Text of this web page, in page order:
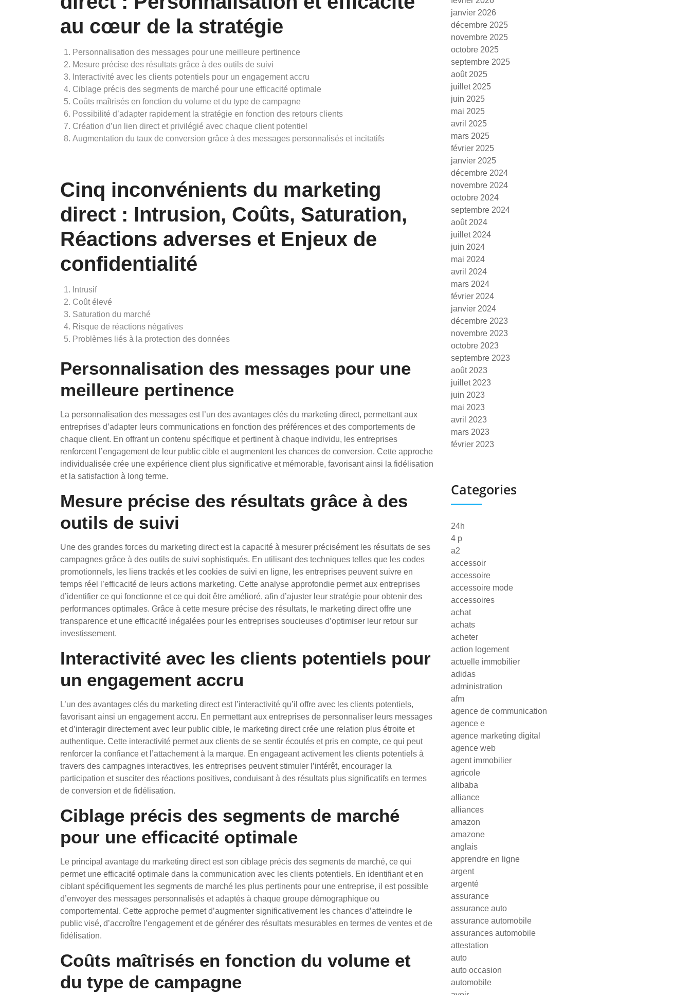
au cœur de la stratégie
Personnalisation des messages pour une meilleure pertinence
Mesure précise des résultats grâce à des outils de suivi
Interactivité avec les clients potentiels pour un engagement accru
Ciblage précis des segments de marché pour une efficacité optimale
Coûts maîtrisés en fonction du volume et du type de campagne
Possibilité d’adapter rapidement la stratégie en fonction des retours clients
Création d’un lien direct et privilégié avec chaque client potentiel
Augmentation du taux de conversion grâce à des messages personnalisés et incitatifs
Cinq inconvénients du marketing
direct : Intrusion, Coûts, Saturation,
Réactions adverses et Enjeux de
confidentialité
Intrusif
Coût élevé
Saturation du marché
Risque de réactions négatives
Problèmes liés à la protection des données
Personnalisation des messages pour une
meilleure pertinence
La personnalisation des messages est l’un des avantages clés du marketing direct, permettant aux
entreprises d’adapter leurs communications en fonction des préférences et des comportements de
chaque client. En offrant un contenu spécifique et pertinent à chaque individu, les entreprises
renforcent l’engagement de leur public cible et augmentent les chances de conversion. Cette approche
individualisée crée une expérience client plus significative et mémorable, favorisant ainsi la fidélisation
et la satisfaction à long terme.
Mesure précise des résultats grâce à des
outils de suivi
Une des grandes forces du marketing direct est la capacité à mesurer précisément les résultats de ses
campagnes grâce à des outils de suivi sophistiqués. En utilisant des techniques telles que les codes
promotionnels, les liens trackés et les cookies de suivi en ligne, les entreprises peuvent suivre en
temps réel l’efficacité de leurs actions marketing. Cette analyse approfondie permet aux entreprises
d’identifier ce qui fonctionne et ce qui doit être amélioré, afin d’ajuster leur stratégie pour obtenir des
performances optimales. Grâce à cette mesure précise des résultats, le marketing direct offre une
transparence et une efficacité inégalées pour les entreprises soucieuses d’optimiser leur retour sur
investissement.
Interactivité avec les clients potentiels pour
un engagement accru
L’un des avantages clés du marketing direct est l’interactivité qu’il offre avec les clients potentiels,
favorisant ainsi un engagement accru. En permettant aux entreprises de personnaliser leurs messages
et d’interagir directement avec leur public cible, le marketing direct crée une relation plus étroite et
authentique. Cette interactivité permet aux clients de se sentir écoutés et pris en compte, ce qui peut
renforcer la confiance et l’attachement à la marque. En engageant activement les clients potentiels à
travers des campagnes interactives, les entreprises peuvent stimuler l’intérêt, encourager la
participation et susciter des réactions positives, conduisant à des résultats plus significatifs en termes
de conversion et de fidélisation.
Ciblage précis des segments de marché
pour une efficacité optimale
Le principal avantage du marketing direct est son ciblage précis des segments de marché, ce qui
permet une efficacité optimale dans la communication avec les clients potentiels. En identifiant et en
ciblant spécifiquement les segments de marché les plus pertinents pour une entreprise, il est possible
d’envoyer des messages personnalisés et adaptés à chaque groupe démographique ou
comportemental. Cette approche permet d’augmenter significativement les chances d’atteindre le
public visé, d’accroître l’engagement et de générer des résultats mesurables en termes de ventes et de
fidélisation.
Coûts maîtrisés en fonction du volume et
du type de campagne
janvier 2026
décembre 2025
novembre 2025
octobre 2025
septembre 2025
août 2025
juillet 2025
juin 2025
mai 2025
avril 2025
mars 2025
février 2025
janvier 2025
décembre 2024
novembre 2024
octobre 2024
septembre 2024
août 2024
juillet 2024
juin 2024
mai 2024
avril 2024
mars 2024
février 2024
janvier 2024
décembre 2023
novembre 2023
octobre 2023
septembre 2023
août 2023
juillet 2023
juin 2023
mai 2023
avril 2023
mars 2023
février 2023
Categories
24h
4 p
a2
accessoir
accessoire
accessoire mode
accessoires
achat
achats
acheter
action logement
actuelle immobilier
adidas
administration
afm
agence de communication
agence e
agence marketing digital
agence web
agent immobilier
agricole
alibaba
alliance
alliances
amazon
amazone
anglais
apprendre en ligne
argent
argenté
assurance
assurance auto
assurance automobile
assurances automobile
attestation
auto
auto occasion
automobile